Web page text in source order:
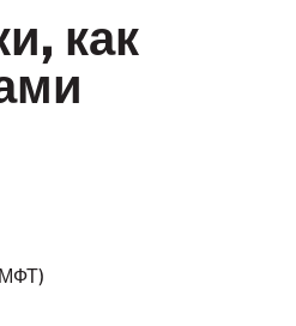
как